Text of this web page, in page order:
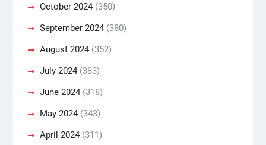
October 2024(350)
September 2024(380)
August 2024(352)
July 2024(383)
June 2024(318)
May 2024(343)
April 2024(311)